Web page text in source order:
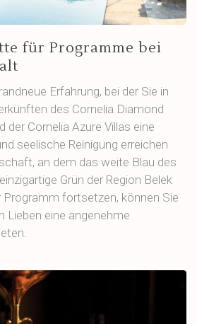
für Programme bei
Erfahrung, bei der Sie in
des Cornelia Diamond
der Cornelia Azure Villas eine
seelische Reinigung erreichen
an dem das weite Blau des
Grün der Region Belek
fortsetzen, können Sie
Lieben eine angenehme